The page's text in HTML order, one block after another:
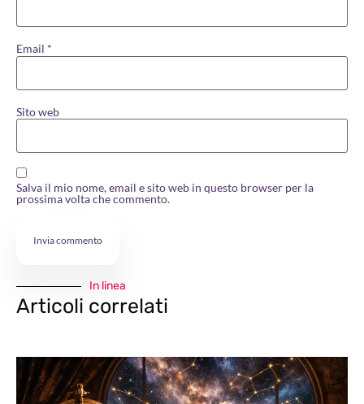
Email *
Sito web
Salva il mio nome, email e sito web in questo browser per la
prossima volta che commento.
In linea
Articoli correlati